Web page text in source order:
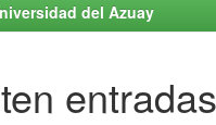
del Azuay